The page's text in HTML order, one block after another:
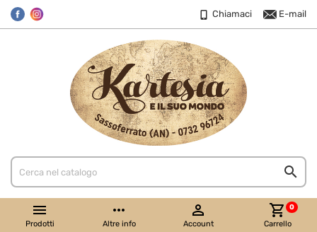
Chiamaci E-mail


Prodotti
more_horiz
Altre info

Account
shopping_cart 0
Carrello